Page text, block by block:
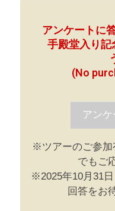
アンケートに
手殿堂入り記
(No
アン
※ツアーのご参加
でもご
※2025年10月31
回答をお